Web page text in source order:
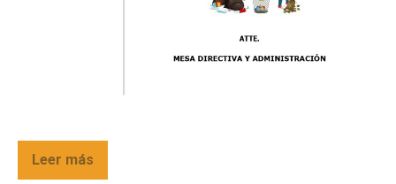
Leer más